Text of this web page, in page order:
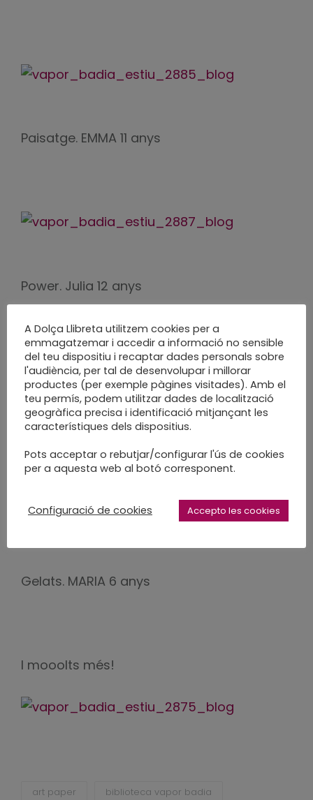
Paisatge. EMMA 11 anys
Power. Julia 12 anys
Roba estesa. MARIA 9 anys
Gelats. MARIA 6 anys
I mooolts més!
art paper
biblioteca vapor badia
A Dolça Llibreta utilitzem cookies per a
emmagatzemar i accedir a informació no sensible
del teu dispositiu i recaptar dades personals sobre
l'audiència, per tal de desenvolupar i millorar
productes (per exemple pàgines visitades). Amb el
teu permís, podem utilitzar dades de localització
geogràfica precisa i identificació mitjançant les
característiques dels dispositius.
Pots acceptar o rebutjar/configurar l'ús de cookies
per a aquesta web al botó corresponent.
Configuració de cookies Accepto les cookies